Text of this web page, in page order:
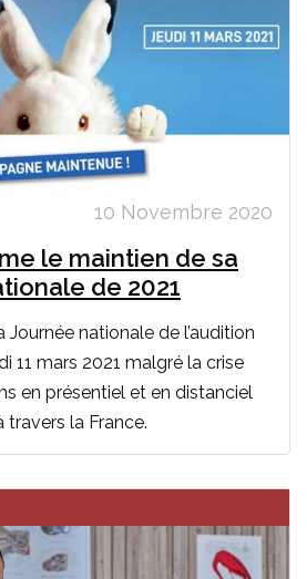
10 Novembre 2020
le maintien de sa
de 2021
nationale de l’audition
11 mars 2021 malgré la crise
en présentiel et en distanciel
travers la France.